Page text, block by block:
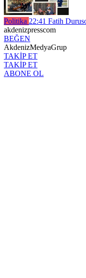
Politika 22:41 Fatih
akdenizpresscom
BEĞEN
AkdenizMedyaGrup
TAKİP ET
TAKİP ET
ABONE OL